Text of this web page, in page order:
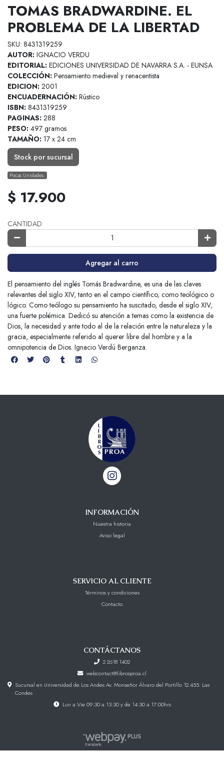
TOMAS BRADWARDINE. EL
PROBLEMA DE LA LIBERTAD
SKU: 8431319259
AUTOR: IGNACIO VERDU
EDITORIAL: EDICIONES UNIVERSIDAD DE NAVARRA S.A. - EUNSA
COLECCIÓN: Pensamiento medieval y renacentista
EDICION: 2001
ENCUADERNACIÓN: Rústico
ISBN: 8431319259
PAGINAS: 288
PESO: 497 gramos
TAMAÑO: 17 x 24 cm
Stock por sucursal
Pocas Unidades.
$ 17.900
CANTIDAD
Agregar al carro
El pensamiento del inglés Tomás Bradwardine, es una de las claves
relevantes del siglo XIV, tanto en el campo científico, como teológico o
lógico. Como teólogo su pensamiento ha suscitado, desde el siglo XIV,
una fuerte polémica. Dedicó su atención a temas como la existencia de
Dios, la necesidad y ante todo al de la relación entre la naturaleza y la
gracia, especialmente referido al querer libre del hombre y a la
omnipotencia de Dios. Ignacio Verdú Berganza.
INFORMACIÓN
Nuestra historia
Aviso legal
SERVICIO AL CLIENTE
Términos y condiciones
Contacto
CONTÁCTANOS
2 2618 1402
webcontact@librosproa.cl
Sucursal en Universidad de Los Andes Av. Monseñor Álvaro del Portillo 12.455. Las
Condes
Lun a Vie 09:30 a 13:30 y de 14:30 a 17:00hrs